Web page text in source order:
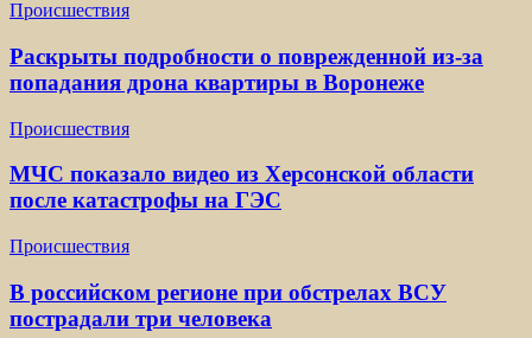
Происшествия
Раскрыты подробности о поврежденной из-за
попадания дрона квартиры в Воронеже
Происшествия
МЧС показало видео из Херсонской области
после катастрофы на ГЭС
Происшествия
В российском регионе при обстрелах ВСУ
пострадали три человека